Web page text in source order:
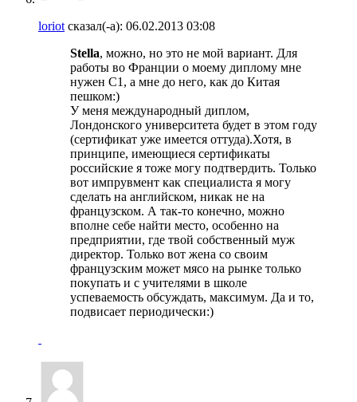
loriot сказал(-а): 06.02.2013 03:08
Stella, можно, но это не мой вариант. Для
работы во Франции о моему диплому мне
нужен С1, а мне до него, как до Китая
пешком:)
У меня международный диплом,
Лондонского университета будет в этом году
(сертификат уже имеется оттуда).Хотя, в
принципе, имеющиеся сертификаты
российские я тоже могу подтвердить. Только
вот импрувмент как специалиста я могу
сделать на английском, никак не на
французском. А так-то конечно, можно
вполне себе найти место, особенно на
предприятии, где твой собственный муж
директор. Только вот жена со своим
французским может мясо на рынке только
покупать и с учителями в школе
успеваемость обсуждать, максимум. Да и то,
подвисает периодически:)